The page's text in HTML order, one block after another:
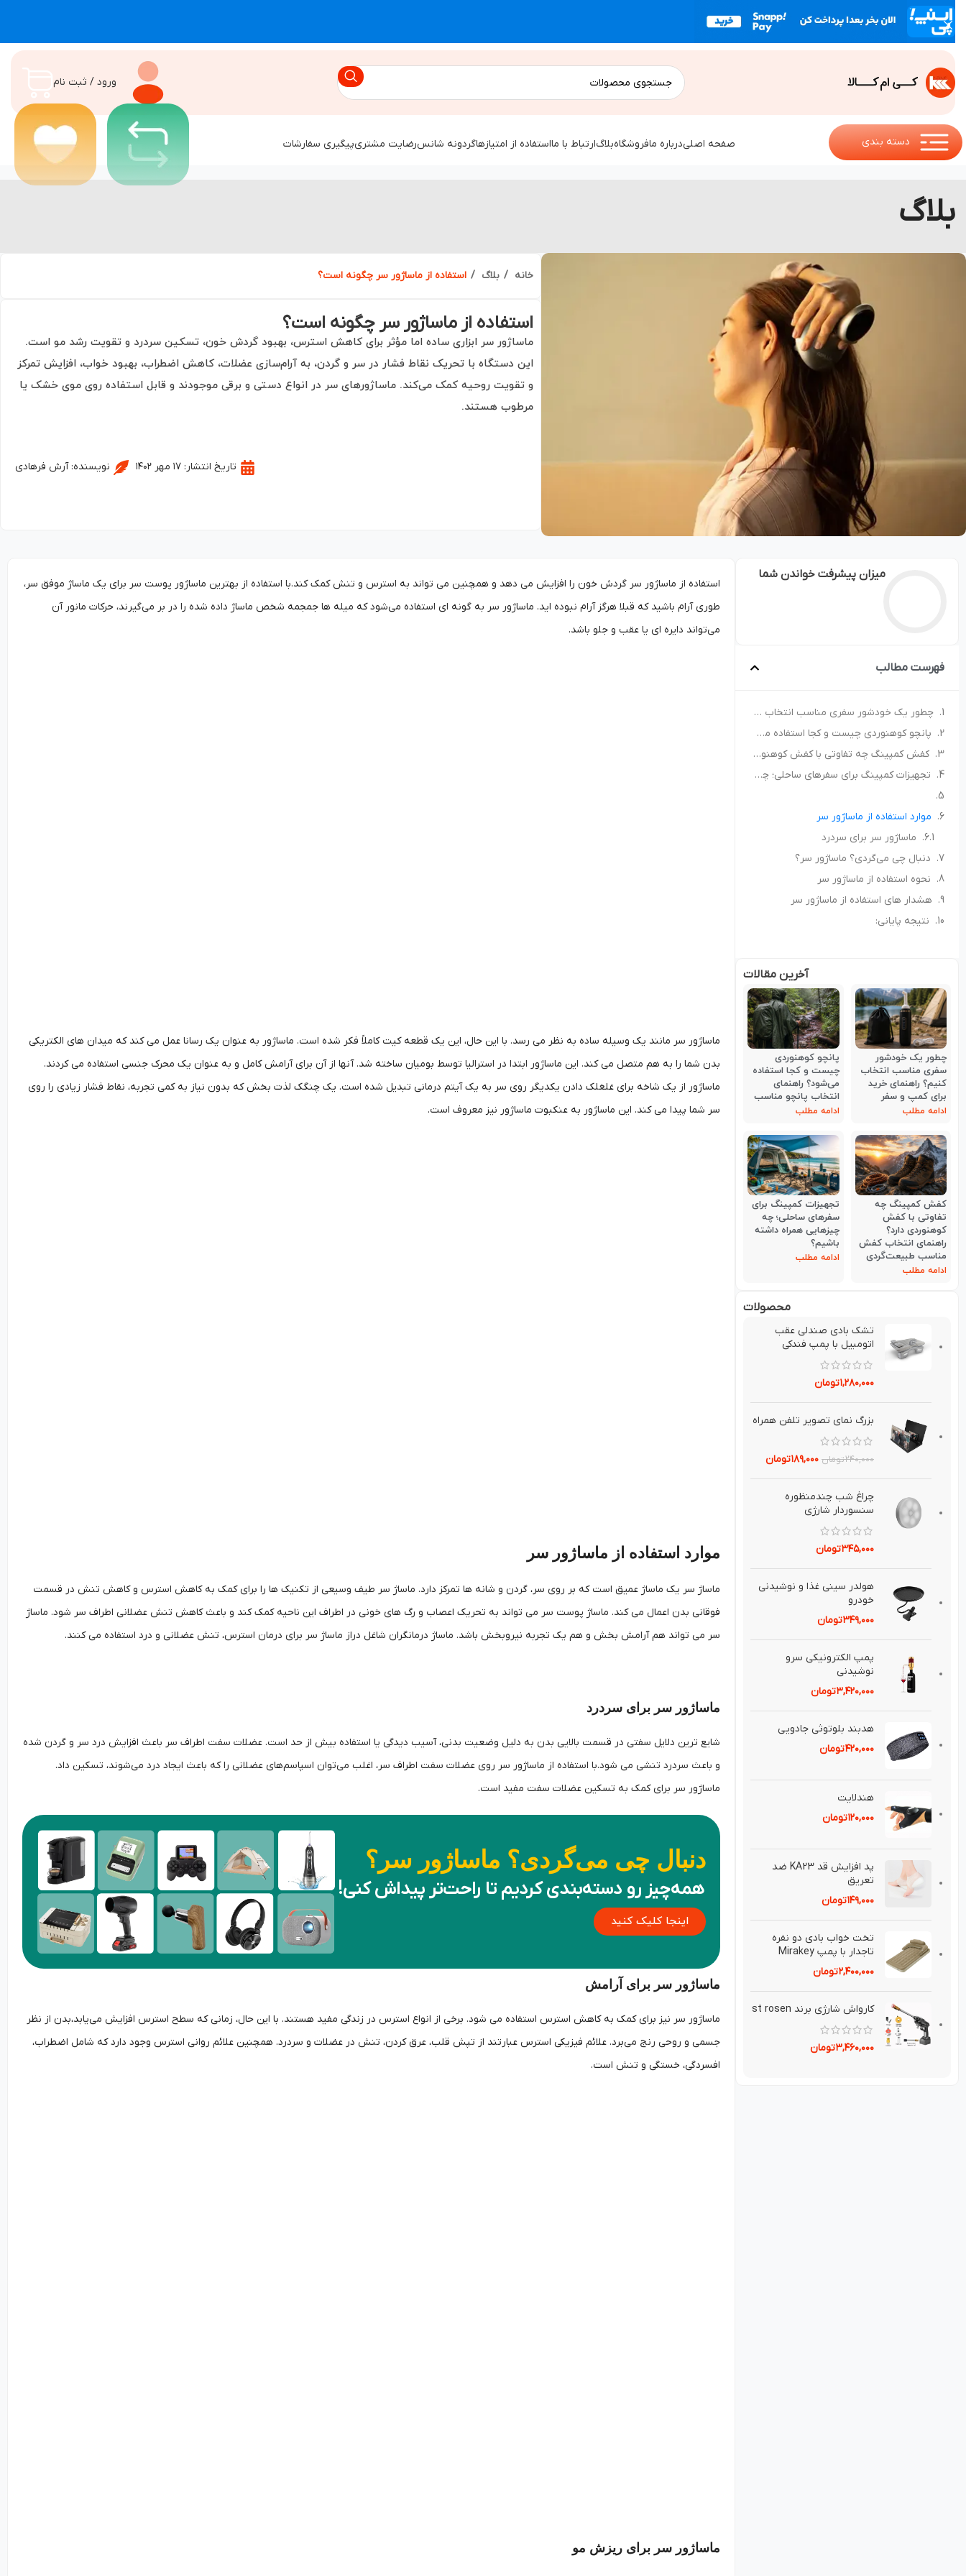
ورود / ثبت نام
دسته بندی صفحه اصلیدرباره مافروشگاهبلاگارتباط با مااستفاده از امتیازهاگردونه شانسرضایت مشتریپیگیری سفارشات
بلاگ
خانه بلاگ استفاده از ماساژور سر چگونه است؟
استفاده از ماساژور سر چگونه است؟
ماساژور سر ابزاری ساده اما مؤثر برای کاهش استرس، بهبود گردش خون، تسکین سردرد و تقویت رشد مو است.
این دستگاه با تحریک نقاط فشار در سر و گردن، به آرام‌سازی عضلات، کاهش اضطراب، بهبود خواب، افزایش تمرکز
و تقویت روحیه کمک می‌کند. ماساژورهای سر در انواع دستی و برقی موجودند و قابل استفاده روی موی خشک یا
مرطوب هستند.
تاریخ انتشار: ۱۷ مهر ۱۴۰۲ نویسنده: آرش فرهادی
میزان پیشرفت خواندن شما
فهرست مطالب
چطور یک خودشور سفری مناسب انتخاب کنیم؟ راهنمای خرید برای کمپ و سفر
پانچو کوهنوردی چیست و کجا استفاده می‌شود؟ راهنمای انتخاب پانچو مناسب
کفش کمپینگ چه تفاوتی با کفش کوهنوردی دارد؟ راهنمای انتخاب کفش مناسب طبیعت‌گردی
تجهیزات کمپینگ برای سفرهای ساحلی؛ چه چیزهایی همراه داشته باشیم؟
موارد استفاده از ماساژور سر
ماساژور سر برای سردرد
دنبال چی می‌گردی؟ ماساژور سر؟
نحوه استفاده از ماساژور سر
هشدار های استفاده از ماساژور سر
نتیجه پایانی:
چطور یک خودشور
سفری مناسب انتخاب
کنیم؟ راهنمای خرید
برای کمپ و سفر
ادامه مطلب
پانچو کوهنوردی
چیست و کجا استفاده
می‌شود؟ راهنمای
انتخاب پانچو مناسب
ادامه مطلب
کفش کمپینگ چه
تفاوتی با کفش
کوهنوردی دارد؟
راهنمای انتخاب کفش
مناسب طبیعت‌گردی
ادامه مطلب
تجهیزات کمپینگ برای
سفرهای ساحلی؛ چه
چیزهایی همراه داشته
باشیم؟
ادامه مطلب
آخرین مقالات
محصولات
تشك بادي صندلي عقب
اتومبيل با پمپ فندکی
۱,۲۸۰,۰۰۰تومان
بزرگ نماي تصوير تلفن همراه
۲۴۰,۰۰۰تومان ۱۸۹,۰۰۰تومان
چراغ شب چندمنظوره
سنسوردار شارژي
۳۴۵,۰۰۰تومان
هولدر سيني غذا و نوشيدني
خودرو
۳۴۹,۰۰۰تومان
پمپ الكترونيكی سرو
نوشيدنی
۳,۴۲۰,۰۰۰تومان
هدبند بلوتوثی جادويی
۴۲۰,۰۰۰تومان
هندلايت
۱۲۰,۰۰۰تومان
پد افزايش قد KA23 ضد
تعريق⁣
۱۴۹,۰۰۰تومان
تخت خواب بادی دو نفره
تاجدار با پمپ Mirakey
۲,۴۰۰,۰۰۰تومان
کارواش شارژی برند st rosen
۳,۴۶۰,۰۰۰تومان
استفاده از ماساژور سر گردش خون را افزایش می دهد و همچنین می تواند به استرس و تنش کمک کند.با استفاده از بهترین ماساژور پوست سر برای یک ماساژ موفق سر،
طوری آرام باشید که قبلا هرگز آرام نبوده اید. ماساژور سر به گونه ‌ای استفاده می‌شود که میله ها جمجمه شخص ماساژ داده شده را در بر می‌گیرند، حرکات مانور آن
می‌تواند دایره ‌ای یا عقب و جلو باشد.
ماساژور سر مانند یک وسیله ساده به نظر می رسد. با این حال، این یک قطعه کیت کاملاً فکر شده است. ماساژور به عنوان یک رسانا عمل می کند که میدان های الکتریکی
بدن شما را به هم متصل می کند. این ماساژور ابتدا در استرالیا توسط بومیان ساخته شد. آنها از آن برای آرامش کامل و به عنوان یک محرک جنسی استفاده می کردند.
ماساژور از یک شاخه برای غلغلک دادن یکدیگر روی سر به یک آیتم درمانی تبدیل شده است. یک چنگک لذت بخش که بدون نیاز به کمی تجربه، نقاط فشار زیادی را روی
سر شما پیدا می کند. این ماساژور به عنکبوت ماساژور نیز معروف است.
موارد استفاده از ماساژور سر
ماساژ سر یک ماساژ عمیق است که بر روی سر، گردن و شانه ها تمرکز دارد. ماساژ سر طیف وسیعی از تکنیک ها را برای کمک به کاهش استرس و کاهش تنش در قسمت
فوقانی بدن اعمال می کند. ماساژ پوست سر می تواند به تحریک اعصاب و رگ های خونی در اطراف این ناحیه کمک کند و باعث کاهش تنش عضلانی اطراف سر شود. ماساژ
سر می تواند هم آرامش بخش و هم یک تجربه نیروبخش باشد. ماساژ درمانگران شاغل دراز ماساژ سر برای درمان استرس، تنش عضلانی و درد استفاده می کنند.
ماساژور سر برای سردرد
شایع ترین دلایل سفتی در قسمت بالایی بدن به دلیل وضعیت بدنی، آسیب دیدگی یا استفاده بیش از حد است. عضلات سفت اطراف سر باعث افزایش درد سر و گردن شده
و باعث سردرد تنشی می شود.با استفاده از ماساژور سر روی عضلات سفت اطراف سر، اغلب می‌توان اسپاسم‌های عضلانی را که باعث ایجاد درد می‌شوند، تسکین داد.
ماساژور سر برای کمک به تسکین عضلات سفت مفید است.
دنبال چی می‌گردی؟ ماساژور سر؟
همه‌چیز رو دسته‌بندی کردیم تا راحت‌تر پیداش کنی!
اینجا کلیک کنید
ماساژور سر برای آرامش
ماساژور سر نیز برای کمک به کاهش استرس استفاده می شود. برخی از انواع استرس در زندگی مفید هستند. با این حال، زمانی که سطح استرس افزایش می‌یابد،بدن از نظر
جسمی و روحی رنج می‌برد. علائم فیزیکی استرس عبارتند از تپش قلب، عرق کردن، تنش در عضلات و سردرد. همچنین علائم روانی استرس وجود دارد که شامل اضطراب،
افسردگی، خستگی و تنش است.
ماساژور سر برای ریزش مو